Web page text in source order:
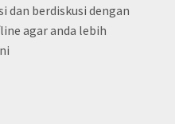
dan berdiskusi dengan
agar anda lebih